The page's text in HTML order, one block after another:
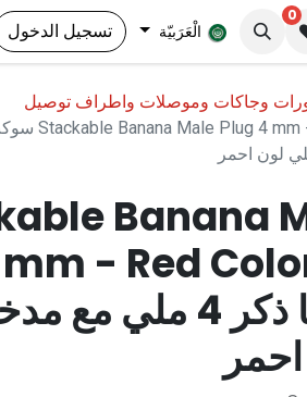
0
الْعَرَبيّة تسجيل الدخول
وجاكات وموصلات واطراف توصيل
Banana
- Red
سوكت بنانا ذكر 4